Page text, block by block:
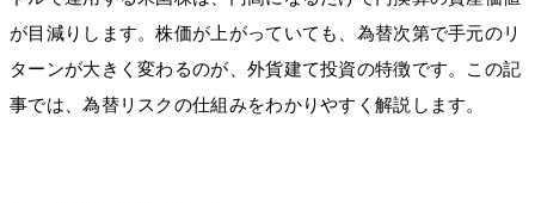
が目減りします。株価が上がっていても、為替次第で手元のリ
ターンが大きく変わるのが、外貨建て投資の特徴です。この記
事では、為替リスクの仕組みをわかりやすく解説します。